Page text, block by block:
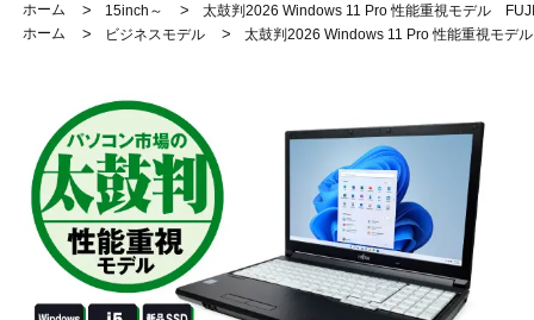
ホーム
> 15inch～ >
太鼓判2026 Windows 11 Pro 性能重視モデル
ホーム
> ビジネスモデル > 太鼓判2026 Windows 11 Pro 性能重視モデ